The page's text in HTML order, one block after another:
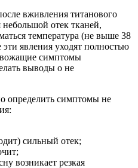
вживления титанового
отек тканей,
температура (не выше 38
явления уходят полностью
симптомы
выводы о не
определить симптомы не
сильный отек;
возникает резкая